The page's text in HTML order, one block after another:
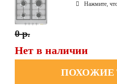
Нажмите,
0 р.
Нет в наличии
ПОХОЖИЕ